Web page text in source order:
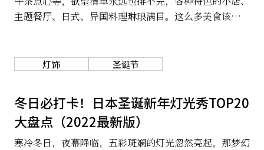
主题餐厅、日式、异国料理琳琅满目。这么多美食该如何
话，就从这些引起话题新开幕的美食下手吧！让我们来一
灯饰 圣诞节
冬日必打卡！日本圣诞新年灯光秀TOP20
大盘点（2022最新版）
寒冷冬日，夜幕降临，五彩斑斓的灯光忽然亮起，那梦幻